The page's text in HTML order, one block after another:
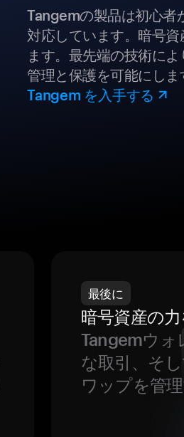
Tangemの製品は初心者
対応しています。暗号
ます。最先端の技術に
管理と保護を可能にしま
Tangem を入手する
最後に
暗号資産の
Tangemウォ
な取引、そ
ワップを管